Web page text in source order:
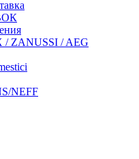
ZANUSSI / AEG
NEFF